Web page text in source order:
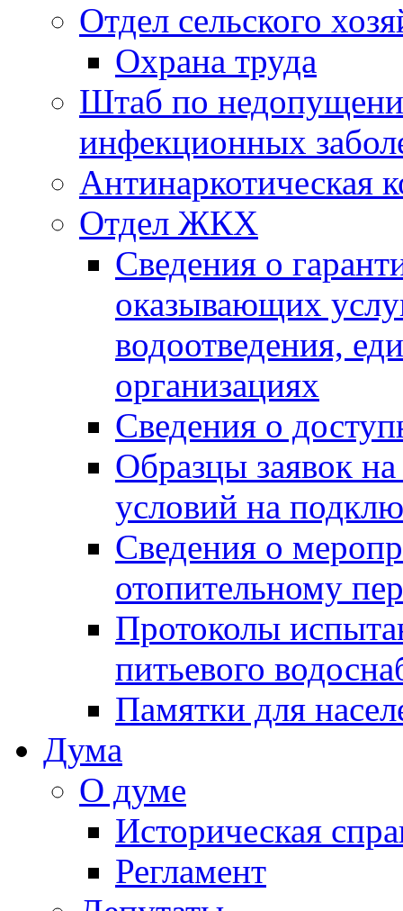
Отдел сельского
Охрана труда
Штаб по
инфекционных
Антинаркотическая
Отдел ЖКХ
Сведения о
оказывающих
водоотведения,
организациях
Сведения о
Образцы заявок
условий на
Сведения о
отопительному
Протоколы
питьевого
Памятки для
Дума
О думе
Историческая
Регламент